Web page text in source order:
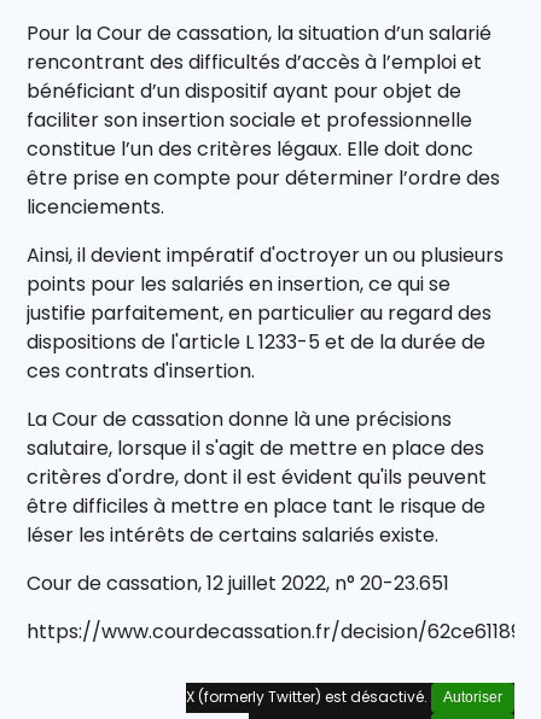
Pour la Cour de cassation, la situation d’un salarié
rencontrant des difficultés d’accès à l’emploi et
bénéficiant d’un dispositif ayant pour objet de
faciliter son insertion sociale et professionnelle
constitue l’un des critères légaux. Elle doit donc
être prise en compte pour déterminer l’ordre des
licenciements.
Ainsi, il devient impératif d'octroyer un ou plusieurs
points pour les salariés en insertion, ce qui se
justifie parfaitement, en particulier au regard des
dispositions de l'article L 1233-5 et de la durée de
ces contrats d'insertion.
La Cour de cassation donne là une précisions
salutaire, lorsque il s'agit de mettre en place des
critères d'ordre, dont il est évident qu'ils peuvent
être difficiles à mettre en place tant le risque de
léser les intérêts de certains salariés existe.
Cour de cassation, 12 juillet 2022, n° 20-23.651
https://www.courdecassation.fr/decision/
X (formerly Twitter) est désactivé. Autoriser